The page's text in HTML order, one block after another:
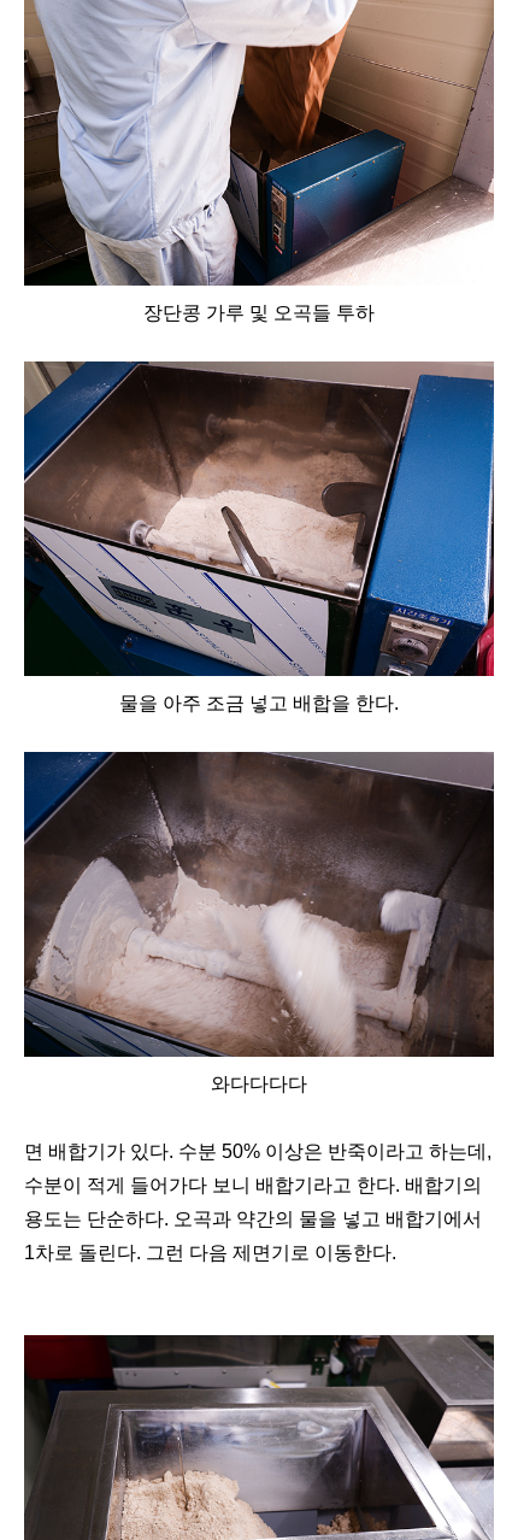
장단콩 가루 및 오곡들 투하
물을 아주 조금 넣고 배합을 한다.
와다다다다
면 배합기가 있다. 수분 50% 이상은 반죽이라고 하는데,
수분이 적게 들어가다 보니 배합기라고 한다. 배합기의
용도는 단순하다. 오곡과 약간의 물을 넣고 배합기에서
1차로 돌린다. 그런 다음 제면기로 이동한다.